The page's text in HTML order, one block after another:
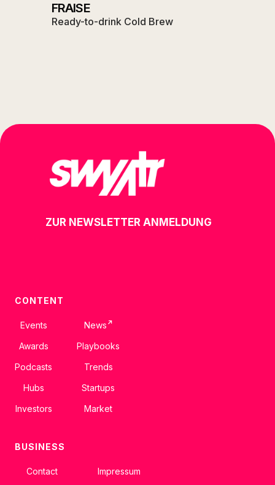
FRAISE
Ready-to-drink Cold Brew
ZUR NEWSLETTER ANMELDUNG
CONTENT
Events
Awards
Podcasts
Hubs
Investors
News ↗
Playbooks
Trends
Startups
Market
BUSINESS
Contact Impressum